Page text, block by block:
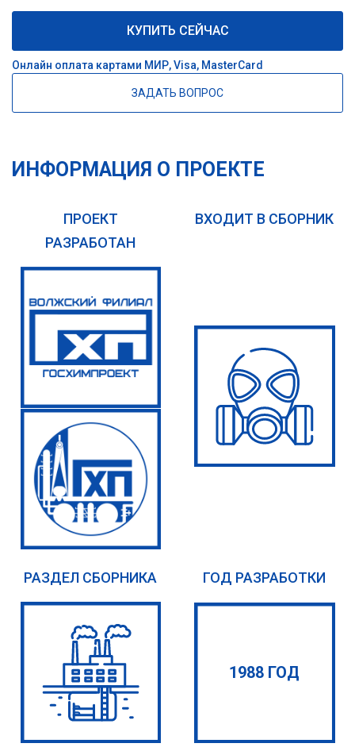
КУПИТЬ СЕЙЧАС
Онлайн оплата картами МИР, Visa, MasterCard
ЗАДАТЬ ВОПРОС
ИНФОРМАЦИЯ О ПРОЕКТЕ
ПРОЕКТ
РАЗРАБОТАН
ВХОДИТ В СБОРНИК
РАЗДЕЛ СБОРНИКА ГОД РАЗРАБОТКИ
1988 ГОД